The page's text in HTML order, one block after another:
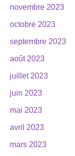
novembre 2023
octobre 2023
septembre 2023
août 2023
juillet 2023
juin 2023
mai 2023
avril 2023
mars 2023